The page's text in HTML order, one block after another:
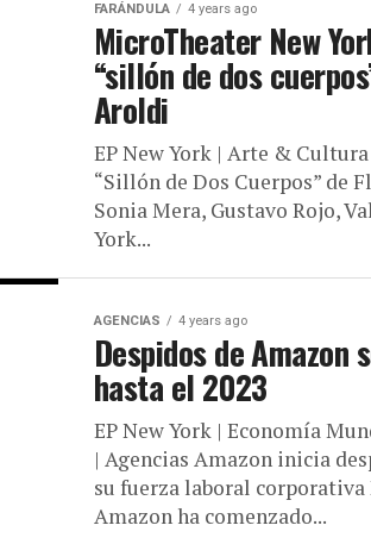
FARÁNDULA 4 years ago
MicroTheater New
“sillón de dos
Aroldi
EP New York | Arte & Cultura
“Sillón de Dos Cuerpos” de
Sonia Mera, Gustavo Rojo,
York...
AGENCIAS 4 years ago
Despidos de Amazon
hasta el 2023
EP New York | Economía
| Agencias Amazon inicia
su fuerza laboral corporativa
Amazon ha comenzado...